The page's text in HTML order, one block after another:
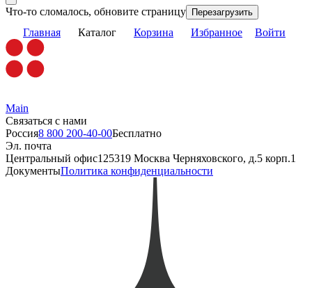
Что-то сломалось, обновите страницу Перезагрузить
Главная Каталог Корзина Избранное Войти
Main
Связаться с нами
Россия8 800 200-40-00Бесплатно
Эл. почта
Центральный офис125319 Москва Черняховского, д.5 корп.1
ДокументыПолитика конфиденциальности